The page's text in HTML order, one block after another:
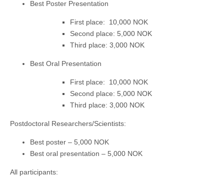
Best Poster Presentation
First place: 10,000 NOK
Second place: 5,000 NOK
Third place: 3,000 NOK
Best Oral Presentation
First place: 10,000 NOK
Second place: 5,000 NOK
Third place: 3,000 NOK
Postdoctoral Researchers/Scientists:
Best poster – 5,000 NOK
Best oral presentation – 5,000 NOK
All participants: